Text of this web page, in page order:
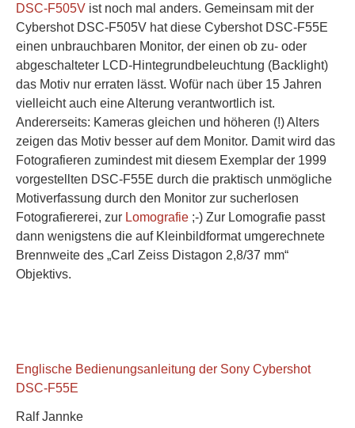
DSC-F505V ist noch mal anders. Gemeinsam mit der
Cybershot DSC-F505V hat diese Cybershot DSC-F55E
einen unbrauchbaren Monitor, der einen ob zu- oder
abgeschalteter LCD-Hintegrundbeleuchtung (Backlight)
das Motiv nur erraten lässt. Wofür nach über 15 Jahren
vielleicht auch eine Alterung verantwortlich ist.
Andererseits: Kameras gleichen und höheren (!) Alters
zeigen das Motiv besser auf dem Monitor. Damit wird das
Fotografieren zumindest mit diesem Exemplar der 1999
vorgestellten DSC-F55E durch die praktisch unmögliche
Motiverfassung durch den Monitor zur sucherlosen
Fotografiererei, zur Lomografie ;-) Zur Lomografie passt
dann wenigstens die auf Kleinbildformat umgerechnete
Brennweite des „Carl Zeiss Distagon 2,8/37 mm“
Objektivs.
Englische Bedienungsanleitung der Sony Cybershot
DSC-F55E
Ralf Jannke